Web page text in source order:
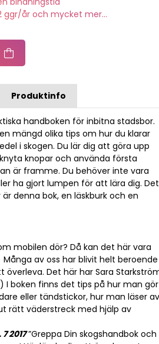
ggr/år och mycket mer...
Produktinfo
handboken för inbitna stadsbor.
mängd olika tips om hur du klarar
i skogen. Du lär dig att göra upp
knopar och använda första
är framme. Du behöver inte vara
ha gjort lumpen för att lära dig. Det
denna bok, en läskburk och en
mobilen dör? Då kan det här vara
av oss har blivit helt beroende
överleva. Det här har Sara
I boken finns det tips på hur man gör
eller tändstickor, hur man läser av
rätt väderstreck med hjälp av
2017”Greppa Din skogshandbok och